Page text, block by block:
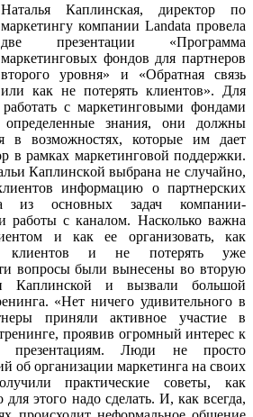
Наталья Каплинская, директор по
маркетингу компании Landata провела
две презентации «Программа
маркетинговых фондов для партнеров
второго уровня» и «Обратная связь
или как не потерять клиентов». Для
с маркетинговыми фондами
определенные знания, они должны
в возможностях, которые им дает
в рамках маркетинговой поддержки.
Каплинской выбрана не случайно,
информацию о партнерских
из основных задач компании-
работы с каналом. Насколько важна
и как ее организовать, как
клиентов и не потерять уже
вопросы были вынесены во вторую
Каплинской и вызвали большой
«Нет ничего удивительного в
приняли активное участие в
проявив огромный интерес к
Люди не просто
об организации маркетинга на своих
практические советы, как
этого надо сделать. И, как всегда,